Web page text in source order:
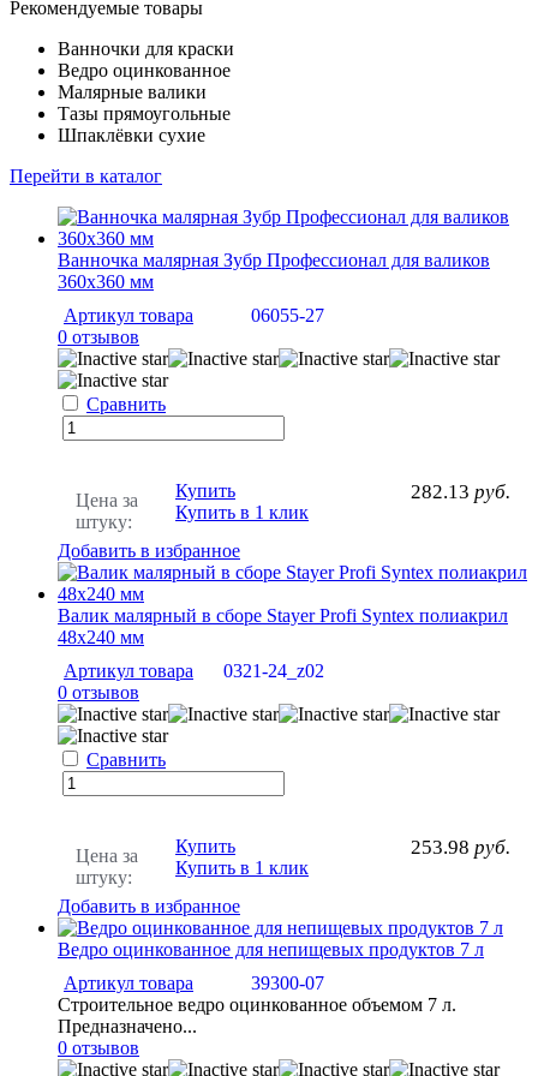
Рекомендуемые товары
Ванночки для краски
Ведро оцинкованное
Малярные валики
Тазы прямоугольные
Шпаклёвки сухие
Перейти в каталог
Ванночка малярная Зубр Профессионал для валиков
360х360 мм
Артикул товара
06055-27
0 отзывов
Сравнить
Цена за
штуку:
282.13 руб.
Купить
Купить в 1 клик
Добавить в избранное
Валик малярный в сборе Stayer Profi Syntex полиакрил
48х240 мм
Артикул товара
0321-24_z02
0 отзывов
Сравнить
Цена за
штуку:
253.98 руб.
Купить
Купить в 1 клик
Добавить в избранное
Ведро оцинкованное для непищевых продуктов 7 л
Артикул товара
39300-07
Строительное ведро оцинкованное объемом 7 л.
Предназначено...
0 отзывов